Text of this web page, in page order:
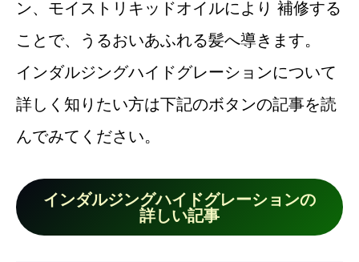
ン、モイストリキッドオイルにより 補修する
ことで、うるおいあふれる髪へ導きます。
インダルジングハイドグレーションについて
詳しく知りたい方は下記のボタンの記事を読
んでみてください。
インダルジングハイドグレーションの
詳しい記事